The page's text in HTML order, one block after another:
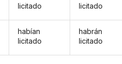
licitado
habían
licitado
licitado
habrán
licitado